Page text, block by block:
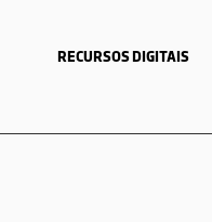
RECURSOS DIGITAIS